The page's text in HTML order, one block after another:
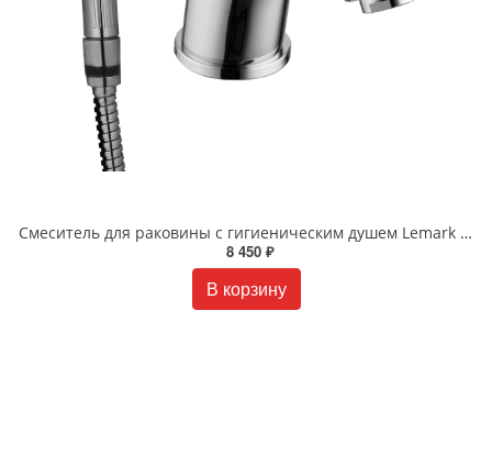
Смеситель для раковины с гигиеническим душем Lemark Plus Strike LM1116C хром
8 450 ₽
В корзину